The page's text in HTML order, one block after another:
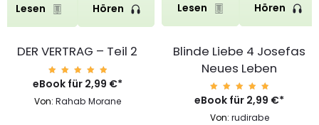
Lesen Hören
DER VERTRAG – Teil 2
Bewerte
t mit
von 5
eBook für 2,99 €*
Von: Rahab Morane
Lesen Hören
Blinde Liebe 4 Josefas
Neues Leben
Bewerte
t mit
von 5
eBook für 2,99 €*
Von: rudirabe